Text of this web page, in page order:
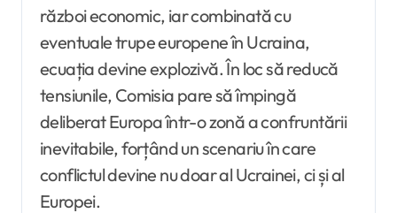
război economic, iar combinată cu
eventuale trupe europene în Ucraina,
ecuația devine explozivă. În loc să reducă
tensiunile, Comisia pare să împingă
deliberat Europa într-o zonă a confruntării
inevitabile, forțând un scenariu în care
conflictul devine nu doar al Ucrainei, ci și al
Europei.